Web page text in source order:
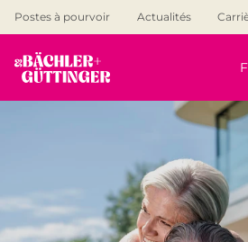
Postes à pourvoir Actualités